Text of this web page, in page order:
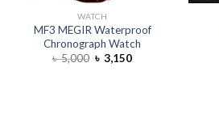
WATCH
MF3 MEGIR Waterproof
Chronograph Watch
৳5,000 ৳ 3,150